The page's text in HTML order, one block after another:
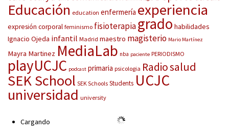
Educación education enfermería experiencia
expresión corporal feminismo fisioterapiagrado habilidades
Ignacio Ojeda infantil Madrid maestro magisterio Mario Martínez
Mayra Martinez MediaLab nba paciente PERIODISMO
playUCJC podcast primaria psicologia Radiosalud
SEK School SEK Schools Students UCJC
universidad university
Cargando